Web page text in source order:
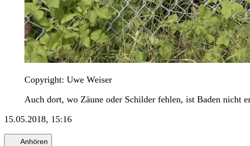
Copyright: Uwe Weiser
Auch dort, wo Zäune oder Schilder fehlen, ist Baden nicht
15.05.2018, 15:16
Anhören